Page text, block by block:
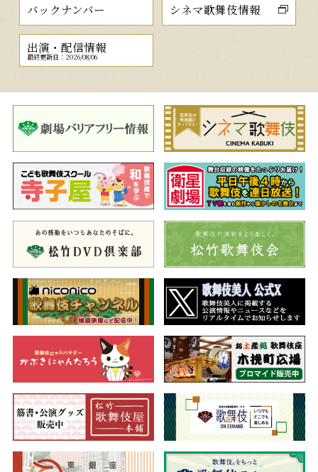
バックナンバー シネマ歌舞伎情報
出演・配信情報
最終更新日：2026/08/06